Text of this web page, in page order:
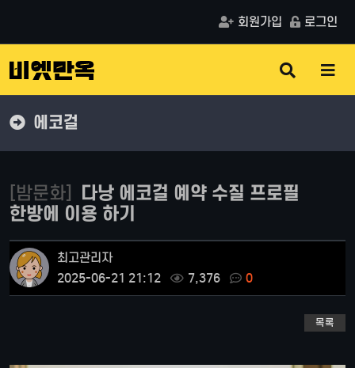
회원가입 로그인
검
색
버
메
버
에코걸
[밤문화] 다낭 에코걸 예약 수질 프로필
한방에 이용 하기
최고관리자
2025-06-21 21:12
7,376 0
목록